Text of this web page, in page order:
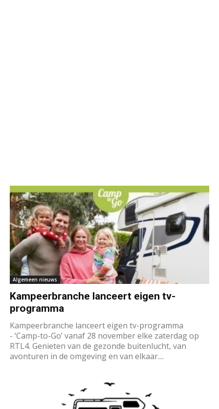
Algemeen nieuws
Kampeerbranche lanceert eigen tv-
programma
Kampeerbranche lanceert eigen tv-programma
- ‘Camp-to-Go’ vanaf 28 november elke zaterdag op
RTL4. Genieten van de gezonde buitenlucht, van
avonturen in de omgeving en van elkaar....